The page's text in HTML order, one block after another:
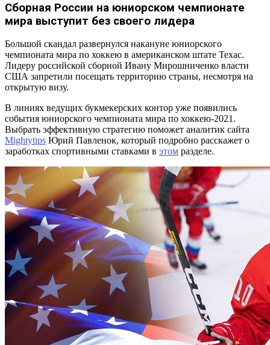
Сборная России на юниорском чемпионате
мира выступит без своего лидера
Большой скандал развернулся накануне юниорского
чемпионата мира по хоккею в американском штате Техас.
Лидеру российской сборной Ивану Мирошниченко власти
США запретили посещать территорию страны, несмотря на
открытую визу.
В линиях ведущих букмекерских контор уже появились
события юниорского чемпионата мира по хоккею-2021.
Выбрать эффективную стратегию поможет аналитик сайта
Mightytips Юрий Павленок, который подробно расскажет о
заработках спортивными ставками в этом разделе.